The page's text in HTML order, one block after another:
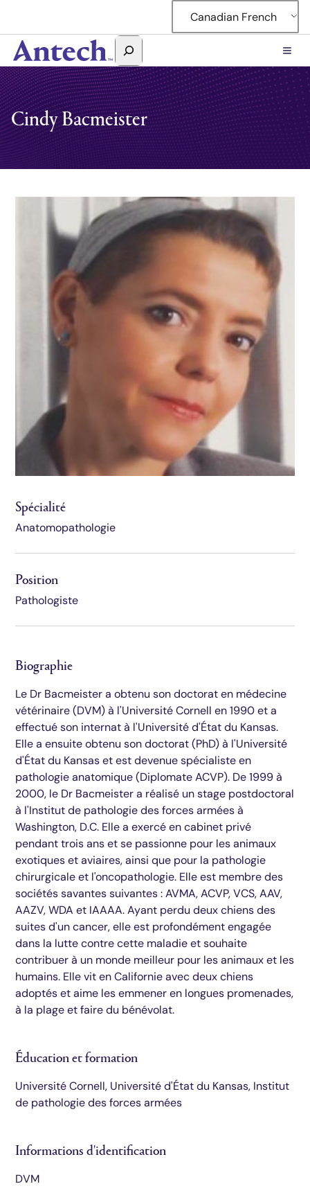
Canadian French
Rechercher
Antech
Cindy Bacmeister
Spécialité
Anatomopathologie
Position
Pathologiste
Biographie
Le Dr Bacmeister a obtenu son doctorat en médecine
vétérinaire (DVM) à l'Université Cornell en 1990 et a
effectué son internat à l'Université d'État du Kansas.
Elle a ensuite obtenu son doctorat (PhD) à l'Université
d'État du Kansas et est devenue spécialiste en
pathologie anatomique (Diplomate ACVP). De 1999 à
2000, le Dr Bacmeister a réalisé un stage postdoctoral
à l'Institut de pathologie des forces armées à
Washington, D.C. Elle a exercé en cabinet privé
pendant trois ans et se passionne pour les animaux
exotiques et aviaires, ainsi que pour la pathologie
chirurgicale et l'oncopathologie. Elle est membre des
sociétés savantes suivantes : AVMA, ACVP, VCS, AAV,
AAZV, WDA et IAAAA. Ayant perdu deux chiens des
suites d'un cancer, elle est profondément engagée
dans la lutte contre cette maladie et souhaite
contribuer à un monde meilleur pour les animaux et les
humains. Elle vit en Californie avec deux chiens
adoptés et aime les emmener en longues promenades,
à la plage et faire du bénévolat.
Éducation et formation
Université Cornell, Université d'État du Kansas, Institut
de pathologie des forces armées
Informations d'identification
DVM